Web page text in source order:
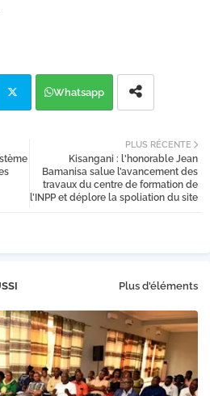
tter
Whatsapp
PLUS RÉCENTE
Kisangani : l'honorable Jean
Bamanisa salue l’avancement des
travaux du centre de formation de
l’INPP et déplore la spoliation du site
Plus d'éléments